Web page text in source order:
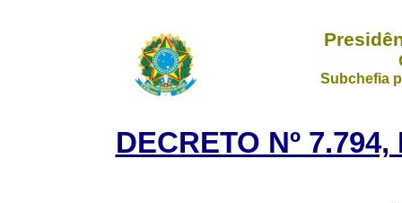
Subchefia
DECRETO Nº